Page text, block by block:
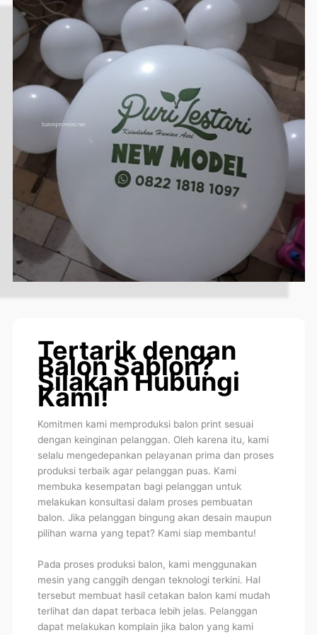
Tertarik dengan
Balon Sablon?
Silakan Hubungi
Kami!
Komitmen kami memproduksi balon print sesuai
dengan keinginan pelanggan. Oleh karena itu, kami
selalu mengedepankan pelayanan prima dan proses
produksi terbaik agar pelanggan puas. Kami
membuka kesempatan bagi pelanggan untuk
melakukan konsultasi dalam proses pembuatan
balon. Jika pelanggan bingung akan desain maupun
pilihan warna yang tepat? Kami siap membantu!
Pada proses produksi balon, kami menggunakan
mesin yang canggih dengan teknologi terkini. Hal
tersebut membuat hasil cetakan balon kami mudah
terlihat dan dapat terbaca lebih jelas. Pelanggan
dapat melakukan komplain jika balon yang kami